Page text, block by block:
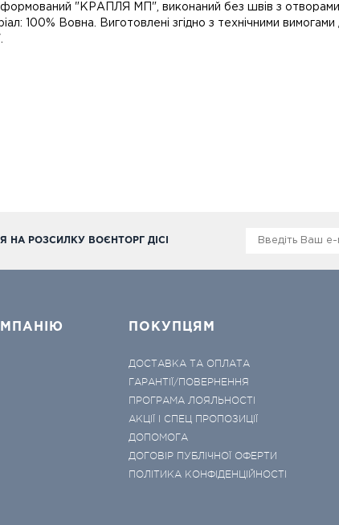
"КРАПЛЯ МП", виконаний без швів з отворами
100% Вовна. Виготовлені згідно з технічними
НА РОЗСИЛКУ ВОЄНТОРГ ДІСІ
ПОКУПЦЯМ
ДОСТАВКА ТА ОПЛАТА
ГАРАНТІЇ/ПОВЕРНЕННЯ
ПРОГРАМА ЛОЯЛЬНОСТІ
АКЦІЇ І СПЕЦ ПРОПОЗИЦІЇ
ДОПОМОГА
ДОГОВІР ПУБЛІЧНОЇ ОФЕРТИ
ПОЛІТИКА КОНФІДЕНЦІЙНОСТІ